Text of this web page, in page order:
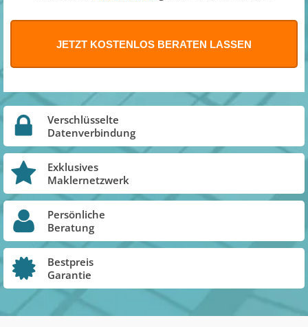
Verschlüsselte
Datenverbindung
Exklusives
Maklernetzwerk
Persönliche
Beratung
Bestpreis
Garantie